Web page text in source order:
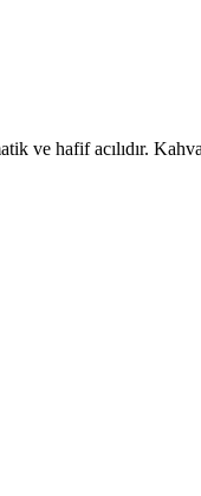
ve hafif acılıdır.